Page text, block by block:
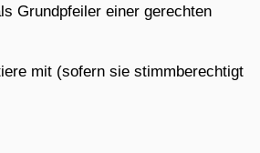
Grundpfeiler einer gerechten
mit (sofern sie stimmberechtigt